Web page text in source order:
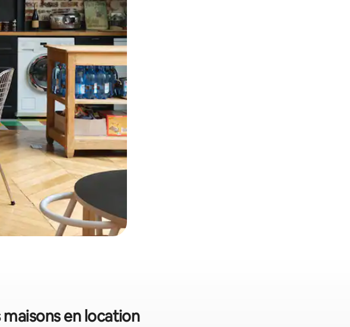
appuyant et en faisant glisser.
en location